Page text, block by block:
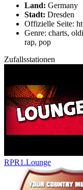
Land: Germany
Stadt: Dresden
Offizielle Seite:
Genre: charts,
rap, pop
Zufallsstationen
RPR1.Lounge